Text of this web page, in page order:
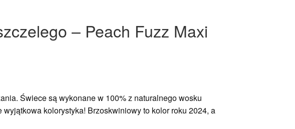
– Peach Fuzz Maxi
Świece są wykonane w 100% z naturalnego wosku
kolorystyka! Brzoskwiniowy to kolor roku 2024, a